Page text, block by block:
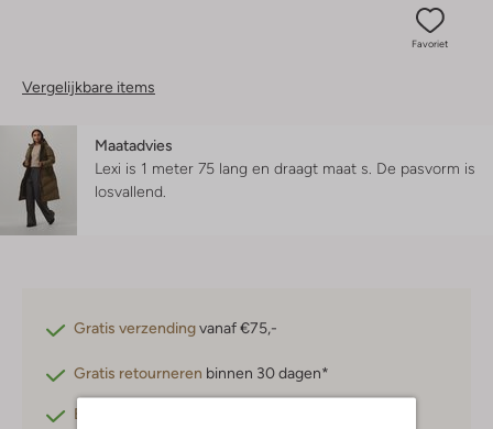
Favoriet
Vergelijkbare items
Maatadvies
Lexi is 1 meter 75 lang en draagt maat s. De pasvorm is
losvallend
Gratis verzendingvanaf €75,-
Gratis retourneren binnen 30 dagen*
Betaal achteraf